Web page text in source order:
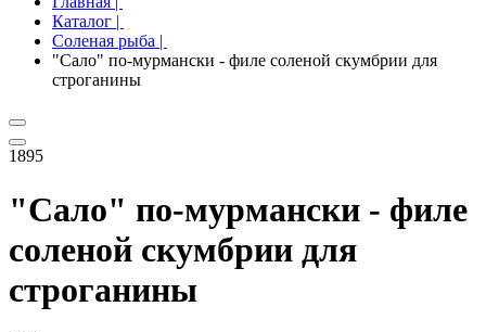
Каталог |
Соленая рыба |
"Сало" по-мурмански - филе соленой скумбрии для
строганины
1895
"Сало" по-мурмански - филе
соленой скумбрии для
строганины